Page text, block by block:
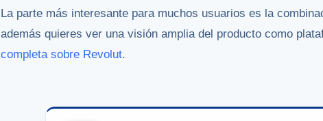
La parte más interesante para muchos usuarios es la
además quieres ver una visión amplia del producto como
completa sobre Revolut.